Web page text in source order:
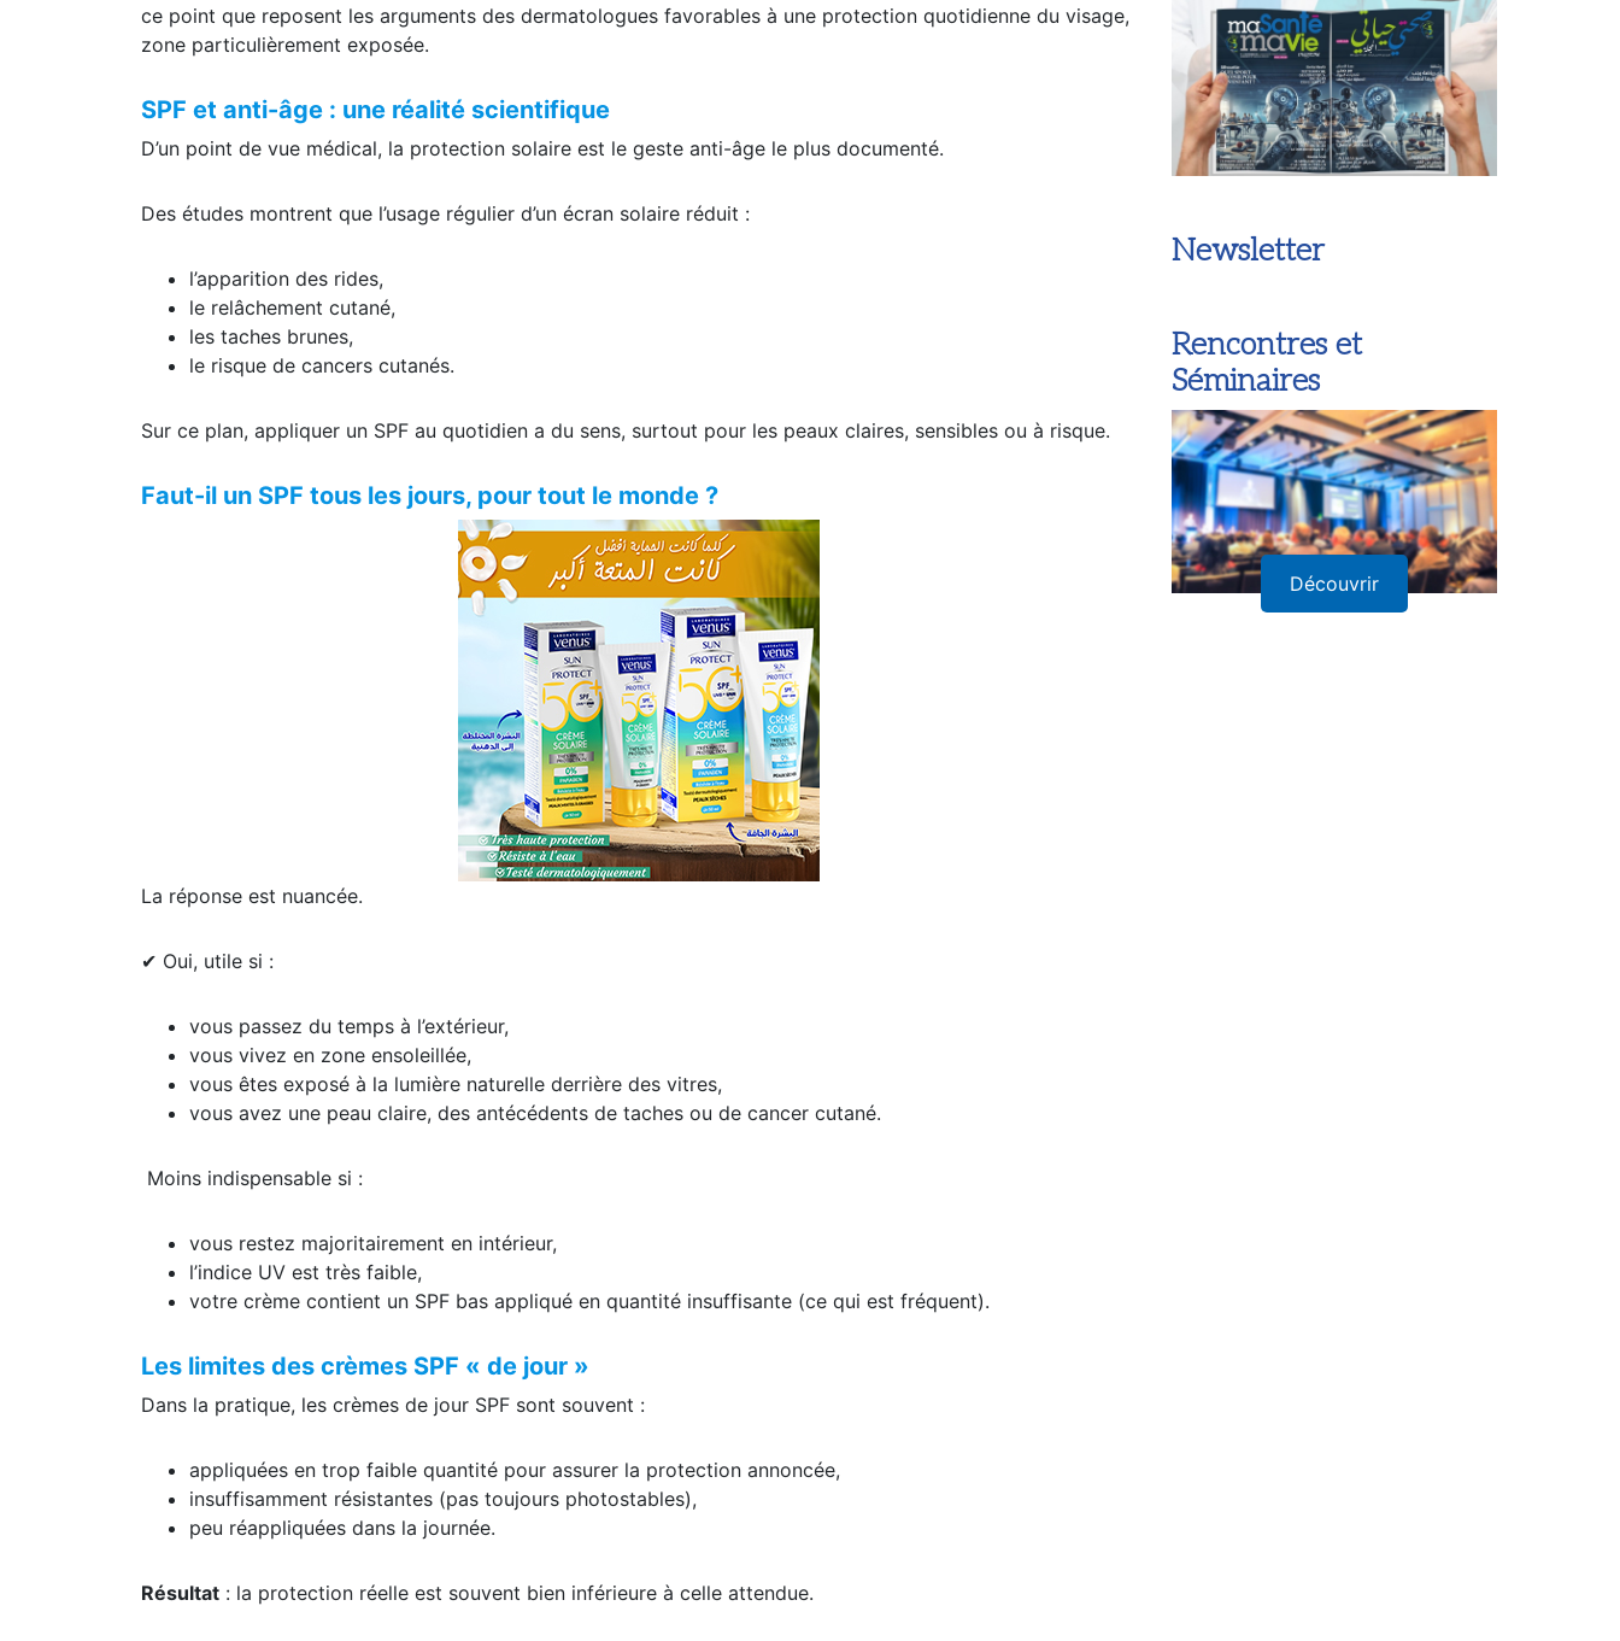
ce point que reposent les arguments des dermatologues favorables à une protection quotidienne du visage,
zone particulièrement exposée.
SPF et anti-âge : une réalité scientifique
D’un point de vue médical, la protection solaire est le geste anti-âge le plus documenté.
Des études montrent que l’usage régulier d’un écran solaire réduit :
l’apparition des rides,
le relâchement cutané,
les taches brunes,
le risque de cancers cutanés.
Sur ce plan, appliquer un SPF au quotidien a du sens, surtout pour les peaux claires, sensibles ou à risque.
Faut-il un SPF tous les jours, pour tout le monde ?
La réponse est nuancée.
✔ Oui, utile si :
vous passez du temps à l’extérieur,
vous vivez en zone ensoleillée,
vous êtes exposé à la lumière naturelle derrière des vitres,
vous avez une peau claire, des antécédents de taches ou de cancer cutané.
Moins indispensable si :
vous restez majoritairement en intérieur,
l’indice UV est très faible,
votre crème contient un SPF bas appliqué en quantité insuffisante (ce qui est fréquent).
Les limites des crèmes SPF « de jour »
Dans la pratique, les crèmes de jour SPF sont souvent :
appliquées en trop faible quantité pour assurer la protection annoncée,
insuffisamment résistantes (pas toujours photostables),
peu réappliquées dans la journée.
Résultat : la protection réelle est souvent bien inférieure à celle attendue.
Newsletter
Rencontres et
Séminaires
Découvrir